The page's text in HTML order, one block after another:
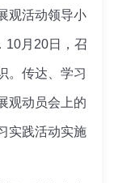
观活动领导小
20日，召
。传达、学习
观动员会上的
实践活动实施